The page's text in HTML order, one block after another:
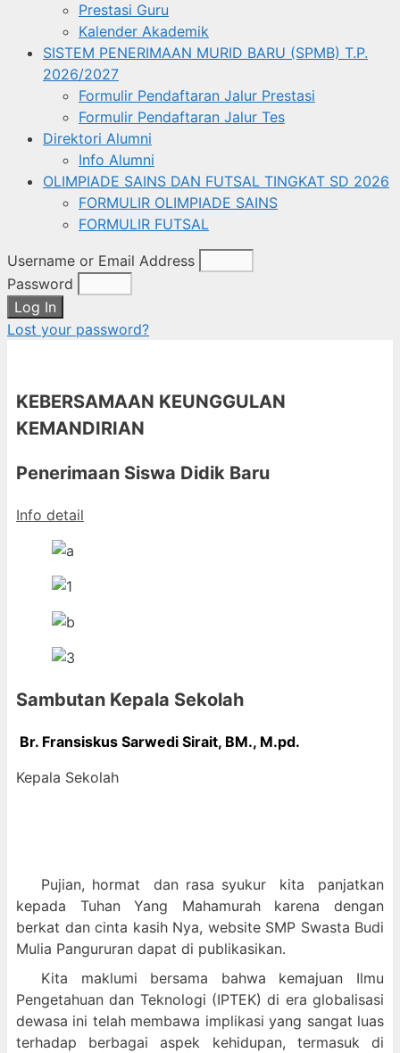
Prestasi Guru
Kalender Akademik
SISTEM PENERIMAAN MURID BARU (SPMB) T.P.
2026/2027
Formulir Pendaftaran Jalur Prestasi
Formulir Pendaftaran Jalur Tes
Direktori Alumni
Info Alumni
OLIMPIADE SAINS DAN FUTSAL TINGKAT SD 2026
FORMULIR OLIMPIADE SAINS
FORMULIR FUTSAL
Username or Email Address
Password
Log In
Lost your password?
KEBERSAMAAN KEUNGGULAN
KEMANDIRIAN
Penerimaan Siswa Didik Baru
Info detail
Sambutan Kepala Sekolah
Br. Fransiskus Sarwedi Sirait, BM., M.pd.
Kepala Sekolah
Pujian, hormat dan rasa syukur kita panjatkan
kepada Tuhan Yang Mahamurah karena dengan
berkat dan cinta kasih Nya, website SMP Swasta Budi
Mulia Pangururan dapat di publikasikan.
Kita maklumi bersama bahwa kemajuan Ilmu
Pengetahuan dan Teknologi (IPTEK) di era globalisasi
dewasa ini telah membawa implikasi yang sangat luas
terhadap berbagai aspek kehidupan, termasuk di